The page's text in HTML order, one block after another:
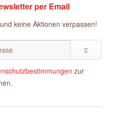
per Email
keine Aktionen verpassen!
zur